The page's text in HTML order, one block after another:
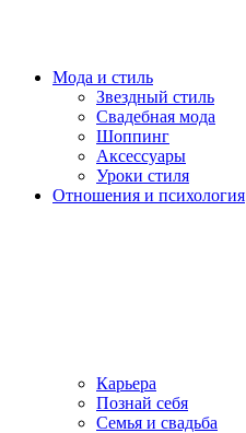
Мода и стиль
Звездный стиль
Свадебная мода
Шоппинг
Аксессуары
Уроки стиля
Отношения и психология
Карьера
Познай себя
Семья и свадьба